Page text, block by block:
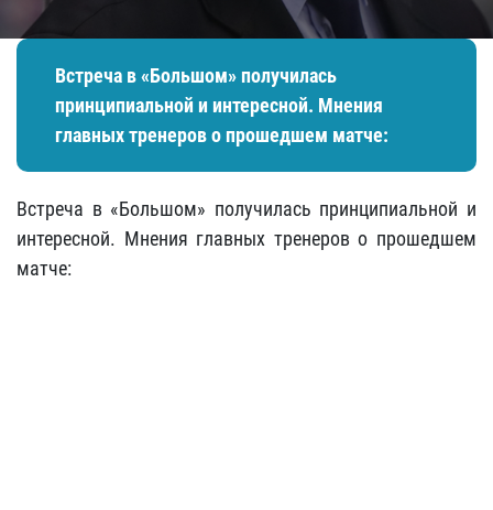
Встреча в «Большом» получилась
принципиальной и интересной. Мнения
главных тренеров о прошедшем матче:
Встреча в «Большом» получилась принципиальной и
интересной. Мнения главных тренеров о прошедшем
матче: